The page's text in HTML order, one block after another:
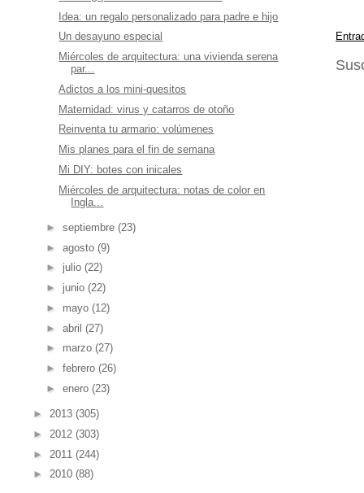
Idea: un regalo personalizado para padre e hijo
Un desayuno especial
Miércoles de arquitectura: una vivienda serena
par...
Adictos a los mini-quesitos
Maternidad: virus y catarros de otoño
Reinventa tu armario: volúmenes
Mis planes para el fin de semana
Mi DIY: botes con inicales
Miércoles de arquitectura: notas de color en
Ingla...
► septiembre (23)
► agosto (9)
► julio (22)
► junio (22)
► mayo (12)
► abril (27)
► marzo (27)
► febrero (26)
► enero (23)
► 2013 (305)
► 2012 (303)
► 2011 (244)
► 2010 (88)